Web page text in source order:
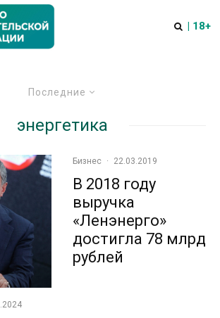
| 18+
Последние
энергетика
Бизнес · 22.03.2019
В 2018 году
выручка
«Ленэнерго»
достигла 78 млрд
рублей